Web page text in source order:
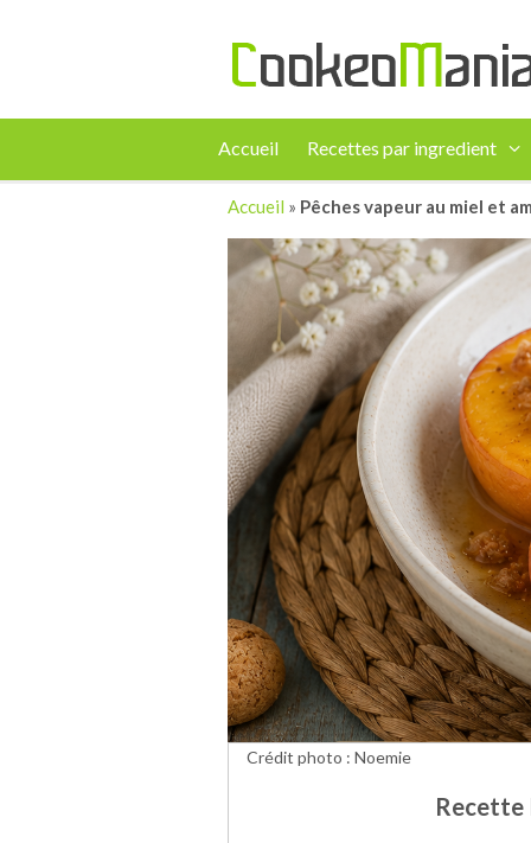
Accueil Recettes par ingredient
Accueil » Pêches vapeur au miel et
Recette
Crédit photo : Noemie